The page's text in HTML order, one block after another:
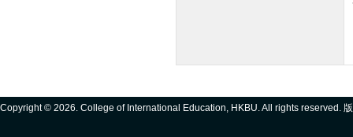
Copyright © 2026. College of International Education, HKBU. All rights reserved.